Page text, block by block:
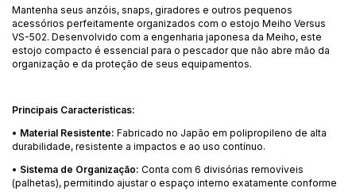
Mantenha seus anzóis, snaps, giradores e outros pequenos
acessórios perfeitamente organizados com o estojo Meiho Versus
VS-502. Desenvolvido com a engenharia japonesa da Meiho, este
estojo compacto é essencial para o pescador que não abre mão da
organização e da proteção de seus equipamentos.
Principais Características:
• Material Resistente: Fabricado no Japão em polipropileno de alta
durabilidade, resistente a impactos e ao uso contínuo.
• Sistema de Organização: Conta com 6 divisórias removíveis
(palhetas), permitindo ajustar o espaço interno exatamente conforme